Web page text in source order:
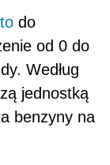
do
od 0 do
Według
jednostką
benzyny na